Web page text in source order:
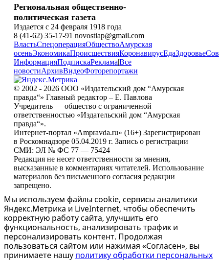
Региональная общественно-
политическая газета
Издается с 24 февраля 1918 года
8 (41-62) 35-17-91 novostiap@gmail.com
ВластьСпецоперацияОбществоАмурская
осеньЭкономикаПроисшествияКоронавирусЕдаЗдоровье
ИнформацияПодпискаРеклама|Все
новостиАрхивВидеоФоторепортажи
© 2002 - 2026 ООО «Издательский дом “Амурская
правда“» Главный редактор – Е. Павлова
Учредитель — общество с ограниченной
ответственностью «Издательский дом “Амурская
правда“».
Интернет-портал «Ampravda.ru» (16+) Зарегистрирован
в Роскомнадзоре 05.04.2019 г. Запись о регистрации
СМИ: ЭЛ № ФС 77 — 75424
Редакция не несет ответственности за мнения,
высказанные в комментариях читателей. Использование
материалов без письменного согласия редакции
запрещено.
Мы используем файлы cookie, сервисы аналитики
Яндекс.Метрика и LiveInternet, чтобы обеспечить
корректную работу сайта, улучшить его
функциональность, анализировать трафик и
персонализировать контент. Продолжая
пользоваться сайтом или нажимая «Согласен», вы
принимаете нашу политику обработки персональных